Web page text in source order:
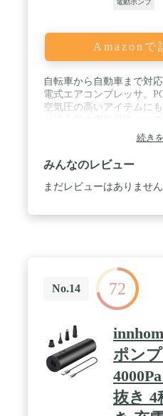
電動ポンプ
Amazonで
自転車から自動車まで対
電式エアコンプレッサ。
空気圧の高いアイテムに
動車タイヤの空気入れに
ノズルを差し込みトリガ
簡単に空気を入れられま
かる空気圧測定&オート
タイヤの適正空気圧を確
すいハンディサイズ。握
で、手が疲れにくい。コ
に積んでおくのもGood。
ント自転車用、ボール用
ルが付属。タイヤのメン
入れに、アウトドア・レ
ルに活躍。ノズルを収納
き。 / POINT5.コードレ
し。取り回しやすく、持
タイプ。充電式だからど
しづらい屋外でも活躍。
続き
みんなのレビュー
まだレビューはありません
No.14 72
ポン
抜き 4